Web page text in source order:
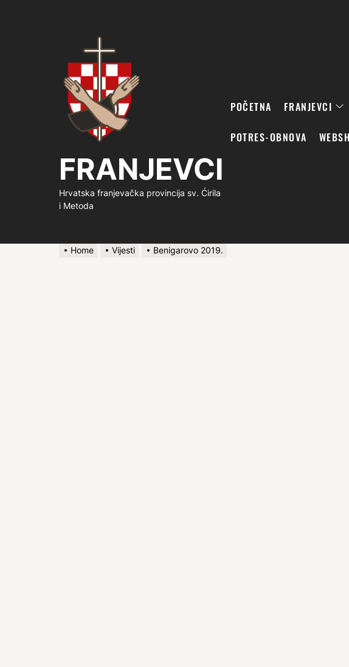
FRANJEVCI
Hrvatska franjevačka provincija sv. Ćirila
i Metoda
POČETNA FRANJEVCI
POTRES-OBNOVA
Home Vijesti Benigarovo 2019.